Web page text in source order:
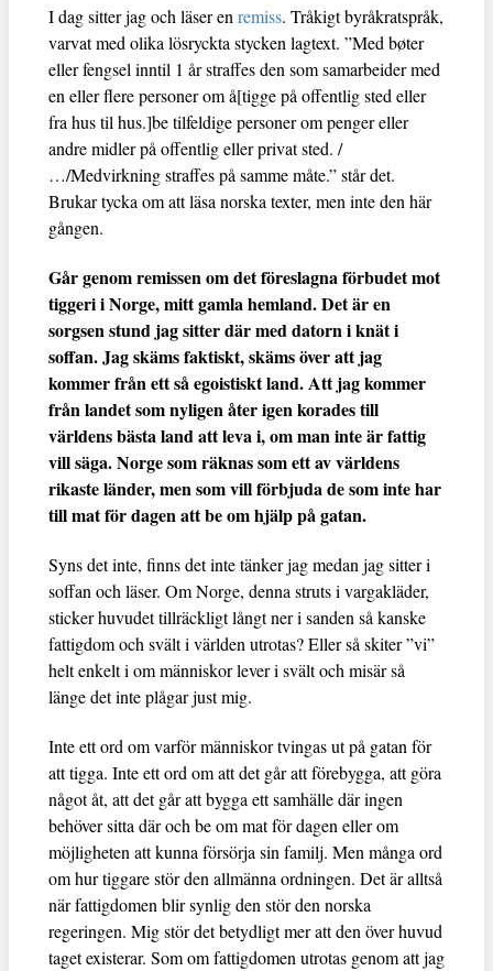
I dag sitter jag och läser enremiss. Tråkigt byråkratspråk,
varvat med olika lösryckta stycken lagtext. ”Med bøter
eller fengsel inntil 1 år straffes den som samarbeider med
en eller flere personer om å[tigge på offentlig sted eller
fra hus til hus.]be tilfeldige personer om penger eller
andre midler på offentlig eller privat sted. /
…/Medvirkning straffes på samme måte.” står det.
Brukar tycka om att läsa norska texter, men inte den här
gången.
Går genom remissen om det föreslagna förbudet mot
tiggeri i Norge, mitt gamla hemland. Det är en
sorgsen stund jag sitter där med datorn i knät i
soffan. Jag skäms faktiskt, skäms över att jag
kommer från ett så egoistiskt land. Att jag kommer
från landet som nyligen åter igen korades till
världens bästa land att leva i, om man inte är fattig
vill säga. Norge som räknas som ett av världens
rikaste länder, men som vill förbjuda de som inte har
till mat för dagen att be om hjälp på gatan.
Syns det inte, finns det inte tänker jag medan jag sitter i
soffan och läser. Om Norge, denna struts i vargakläder,
sticker huvudet tillräckligt långt ner i sanden så kanske
fattigdom och svält i världen utrotas? Eller så skiter ”vi”
helt enkelt i om människor lever i svält och misär så
länge det inte plågar just mig.
Inte ett ord om varför människor tvingas ut på gatan för
att tigga. Inte ett ord om att det går att förebygga, att göra
något åt, att det går att bygga ett samhälle där ingen
behöver sitta där och be om mat för dagen eller om
möjligheten att kunna försörja sin familj. Men många ord
om hur tiggare stör den allmänna ordningen. Det är alltså
när fattigdomen blir synlig den stör den norska
regeringen. Mig stör det betydligt mer att den över huvud
taget existerar. Som om fattigdomen utrotas genom att jag